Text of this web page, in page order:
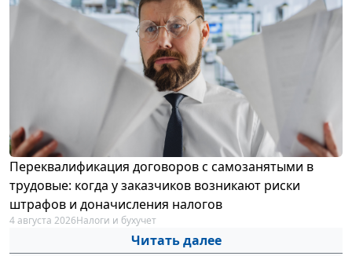
Переквалификация договоров с самозанятыми в
трудовые: когда у заказчиков возникают риски
штрафов и доначисления налогов
4 августа 2026Налоги и бухучет
Читать далее